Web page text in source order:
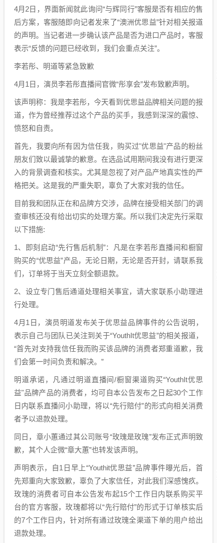
4月2日，界面新闻就此询问“与辉同行”客服是否有相应的售
后方案，客服随即向记者发来了“澳洲优思益”针对相关报道
的声明。当记者进一步确认该产品是否为进口产品时，客服
表示“反馈的问题已经收到，我们会重点关注”。
李若彤、明道等紧急致歉
4月1日，演员李若彤直播间官微“彤享会”发布致歉声明。
该声明称：我是李若彤，今天看到优思益品牌相关问题的报
道，作为曾经推荐过这个产品的买手，我感到深深的震惊、
愤怒和自责。
首先，我要向所有因为信任我，购买过"优思益"产品的粉丝
朋友们致以最诚挚的歉意。在选品试用期间我没有进行更深
入的背景调查和核实。尤其是忽视了对产品产地真实性的严
格把关。这是我的严重失职，辜负了大家对我的信任。
目前我和团队正在和品牌方交涉，品牌在接受相关部门的调
查审核还没有给出切实的处理方案。所以我们决定先行采取
以下措施:
1、即刻启动“先行售后机制”：凡是在李若彤直播间和橱窗
购买的“优思益”产品，无论日期，无论是否开封，请联系我
们，订单将于当天立刻全额退款。
2、设立专门售后通道处理相关事宜，请大家联系小助理进
行处理。
4月1日，演员明道发布关于优思益品牌事件的公告说明，
表示自己与团队已关注到关于“YouthIt优思益”的相关报道，
“首先对支持我信任我而购买该品牌的消费者郑重道歉，我
们会第一时间负责和解决。”
明道承诺，凡通过明道直播间/橱窗渠道购买“YouthIt优思
益"品牌产品的消费者，均可自本公告发布之日起30个工作
日内联系直播问小助理，将以“先行赔付”的形式向相关消费
者予以退款处理。
同日，章小蕙通过其公司账号“玫瑰是玫瑰”发布正式声明致
歉，其个人企微“章大蕙”也转发该声明。
声明表示，自1日早上“Youthit优思益”品牌事件曝光后，首
先郑重向大家致歉，辜负了大家信任，对此我们深感愧疚。
玫瑰的消费者可自本公告发布起15个工作日内联系购买平
台的官方客服，玫瑰都将以“先行赔付”的形式于订单核实后
的7个工作日内，针对所有通过玫瑰全渠道下单的用户给出
退款处理。